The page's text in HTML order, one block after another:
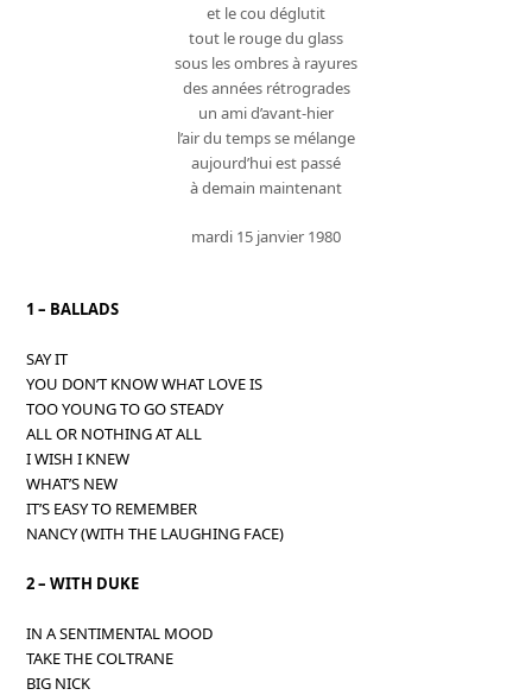
et le cou déglutit
tout le rouge du glass
sous les ombres à rayures
des années rétrogrades
un ami d’avant-hier
l’air du temps se mélange
aujourd’hui est passé
à demain maintenant
mardi 15 janvier 1980
1 – BALLADS
SAY IT
YOU DON’T KNOW WHAT LOVE IS
TOO YOUNG TO GO STEADY
ALL OR NOTHING AT ALL
I WISH I KNEW
WHAT’S NEW
IT’S EASY TO REMEMBER
NANCY (WITH THE LAUGHING FACE)
2 – WITH DUKE
IN A SENTIMENTAL MOOD
TAKE THE COLTRANE
BIG NICK